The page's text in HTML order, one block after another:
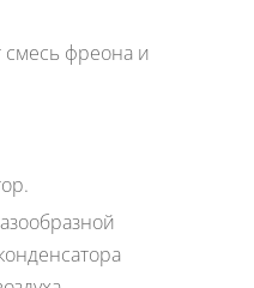
смесь фреона и